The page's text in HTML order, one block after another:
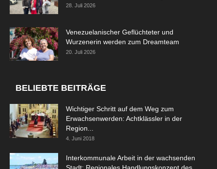
28. Juli 2026
Venezuelanischer Geflüchteter und
Wurzenerin werden zum Dreamteam
20. Juli 2026
BELIEBTE BEITRÄGE
Wichtiger Schritt auf dem Weg zum
Erwachsenwerden: Achtklässler in der
Region...
4. Juni 2018
Interkommunale Arbeit in der wachsenden